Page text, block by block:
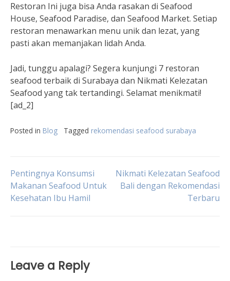
Restoran Ini juga bisa Anda rasakan di Seafood
House, Seafood Paradise, dan Seafood Market. Setiap
restoran menawarkan menu unik dan lezat, yang
pasti akan memanjakan lidah Anda.
Jadi, tunggu apalagi? Segera kunjungi 7 restoran
seafood terbaik di Surabaya dan Nikmati Kelezatan
Seafood yang tak tertandingi. Selamat menikmati!
[ad_2]
Posted in Blog Tagged rekomendasi seafood surabaya
Post
navigation
Pentingnya Konsumsi
Makanan Seafood Untuk
Kesehatan Ibu Hamil
Nikmati Kelezatan Seafood
Bali dengan Rekomendasi
Terbaru
Leave a Reply